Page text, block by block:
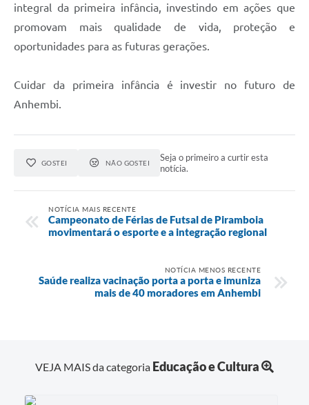
integral da primeira infância, investindo em ações que
promovam mais qualidade de vida, proteção e
oportunidades para as futuras gerações.
Cuidar da primeira infância é investir no futuro de
Anhembi.
GOSTEI NÃO GOSTEI
Seja o primeiro a curtir esta
notícia.
NOTÍCIA MAIS RECENTE
Campeonato de Férias de Futsal de Piramboia
movimentará o esporte e a integração regional
NOTÍCIA MENOS RECENTE
Saúde realiza vacinação porta a porta e imuniza
mais de 40 moradores em Anhembi
VEJA MAIS da categoria Educação e Cultura